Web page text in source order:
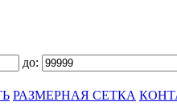
до:
РАЗМЕРНАЯ СЕТКА